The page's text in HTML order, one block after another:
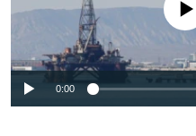
No media source
0:00